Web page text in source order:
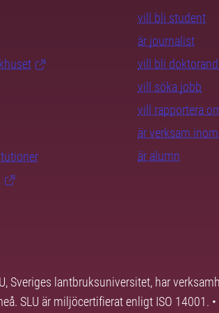
vill bli student
är journalist
vill bli doktorand
vill söka jobb
vill rapportera
är verksam
är alumn
Sveriges lantbruksuniversitet, har
SLU är miljöcertifierat enligt ISO 14001.